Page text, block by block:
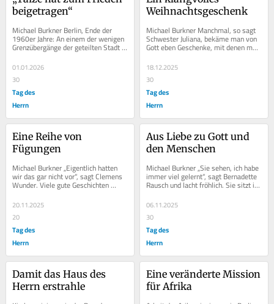
beigetragen“
Michael Burkner Berlin, Ende der
1960er Jahre: An einem der wenigen
Grenzübergänge der geteilten Stadt
kommt ein gelber VW Käfer zum
Stehen....
01.01.2026
30
Tag des
Herrn
Weihnachtsgeschenk
Michael Burkner Manchmal, so sagt
Schwester Juliana, bekäme man von
Gott eben Geschenke, mit denen man
gar nicht gerechnet habe. Die
Priorin...
18.12.2025
30
Tag des
Herrn
Eine Reihe von
Fügungen
Michael Burkner „Eigentlich hatten
wir das gar nicht vor“, sagt Clemens
Wunder. Viele gute Geschichten
beginnen so – auch die Entstehung...
20.11.2025
20
Tag des
Herrn
Aus Liebe zu Gott und
den Menschen
Michael Burkner „Sie sehen, ich habe
immer viel gelernt“, sagt Bernadette
Rausch und lacht fröhlich. Sie sitzt im
06.11.2025
30
Tag des
Herrn
Damit das Haus des
Herrn erstrahle
Eine veränderte Mission
für Afrika